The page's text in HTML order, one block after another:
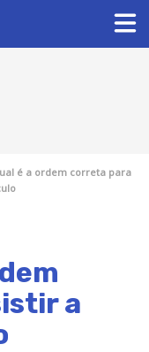
é a ordem correta para
a